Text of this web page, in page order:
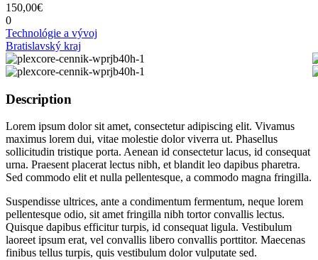
150,00€
0
Technológie a vývoj
Bratislavský kraj
Description
Lorem ipsum dolor sit amet, consectetur adipiscing elit. Vivamus
maximus lorem dui, vitae molestie dolor viverra ut. Phasellus
sollicitudin tristique porta. Aenean id consectetur lacus, id consequat
urna. Praesent placerat lectus nibh, et blandit leo dapibus pharetra.
Sed commodo elit et nulla pellentesque, a commodo magna fringilla.
Suspendisse ultrices, ante a condimentum fermentum, neque lorem
pellentesque odio, sit amet fringilla nibh tortor convallis lectus.
Quisque dapibus efficitur turpis, id consequat ligula. Vestibulum
laoreet ipsum erat, vel convallis libero convallis porttitor. Maecenas
finibus tellus turpis, quis vestibulum dolor vulputate sed.